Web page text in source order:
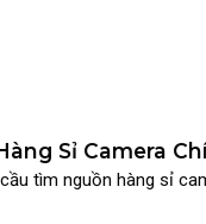
Sỉ Camera
Ty SURETECH
tìm nguồn hàng sỉ